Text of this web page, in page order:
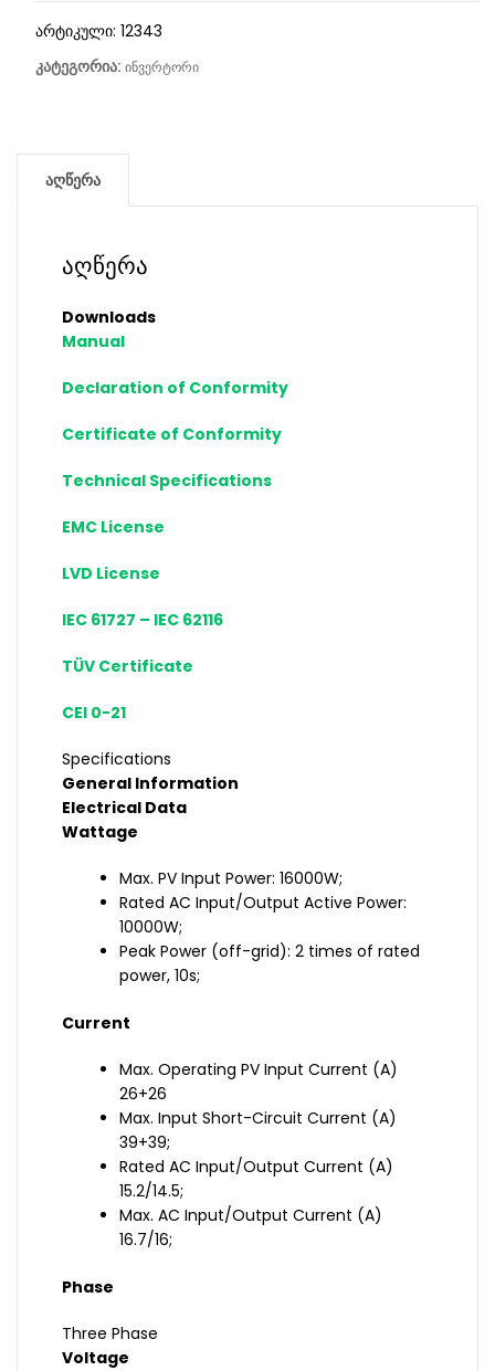
არტიკული: 12343
კატეგორია: ინვერტორი
აღწერა
აღწერა
Downloads
Manual
Declaration of Conformity
Certificate of Conformity
Technical Specifications
EMC License
LVD License
IEC 61727 – IEC 62116
TÜV Certificate
CEI 0-21
Specifications
General Information
Electrical Data
Wattage
Max. PV Input Power: 16000W;
Rated AC Input/Output Active Power:
10000W;
Peak Power (off-grid): 2 times of rated
power, 10s;
Current
Max. Operating PV Input Current (A)
26+26
Max. Input Short-Circuit Current (A)
39+39;
Rated AC Input/Output Current (A)
15.2/14.5;
Max. AC Input/Output Current (A)
16.7/16;
Phase
Three Phase
Voltage